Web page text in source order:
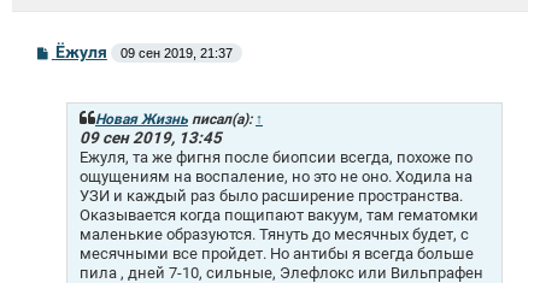
СЁжуля 09 сен 2019, 21:37
Новая Жизнь писал(а): ↑
09 сен 2019, 13:45
Ежуля, та же фигня после биопсии всегда, похоже по
ощущениям на воспаление, но это не оно. Ходила на
УЗИ и каждый раз было расширение пространства.
Оказывается когда пощипают вакуум, там гематомки
маленькие образуются. Тянуть до месячных будет, с
месячными все пройдет. Но антибы я всегда больше
пила , дней 7-10, сильные, Элефлокс или Вильпрафен